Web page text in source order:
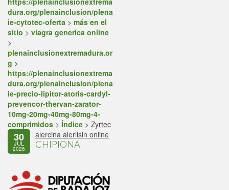
dura.org/plenainclusion/plena
ie-cytotec-oferta > más en el
sitio > viagra generica online
>
plenainclusionextremadura.or
g >
https://plenainclusionextrema
dura.org/plenainclusion/plena
ie-precio-lipitor-atoris-cardyl-
prevencor-thervan-zarator-
10mg-20mg-40mg-80mg-4-
comprimidos > Índice > Zyrtec
alercina alerlisin online
30
JUL
2026 CHIPIONA